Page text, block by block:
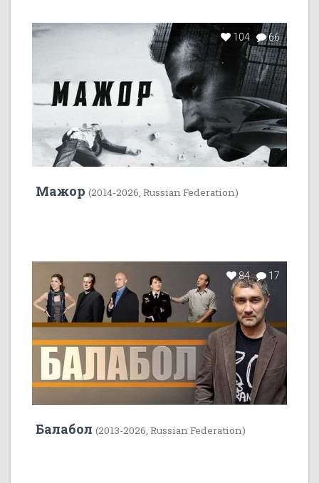
104 66
Мажор (2014-2026, Russian Federation)
84 17
Балабол (2013-2026, Russian Federation)